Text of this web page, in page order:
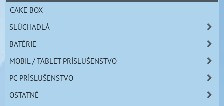
CAKE BOX
SLÚCHADLÁ
BATÉRIE
MOBIL / TABLET PRÍSLUŠENSTVO
PC PRÍSLUŠENSTVO
OSTATNÉ